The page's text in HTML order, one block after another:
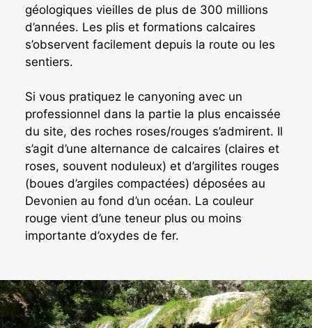
géologiques vieilles de plus de 300 millions
d’années. Les plis et formations calcaires
s’observent facilement depuis la route ou les
sentiers.
Si vous pratiquez le canyoning avec un
professionnel dans la partie la plus encaissée
du site, des roches roses/rouges s’admirent. Il
s’agit d’une alternance de calcaires (claires et
roses, souvent noduleux) et d’argilites rouges
(boues d’argiles compactées) déposées au
Devonien au fond d’un océan. La couleur
rouge vient d’une teneur plus ou moins
importante d’oxydes de fer.